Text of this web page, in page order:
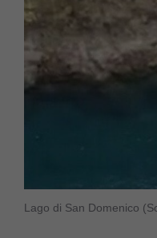
Lago di San Domenico